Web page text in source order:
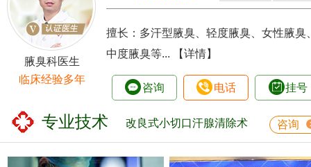
腋臭科医生
临床经验多年
擅长：多汗型腋臭、轻度腋臭、女性腋臭
中度腋臭等...
【详情】
咨询 电话 挂号
专业技术 改良式小切口汗腺清除术 咨询